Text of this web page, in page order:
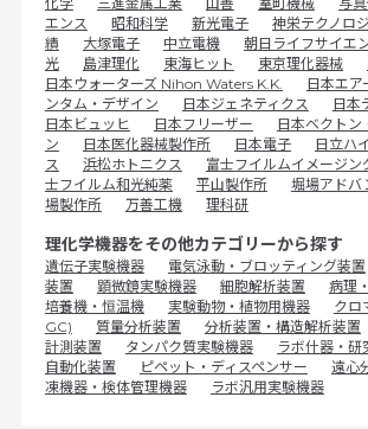
エンス
昭和科学 新光電子 神栄テクノロ
績
大塚電子 中立電機 朝日ライフサイエ
光
島津理化 東海ヒット 東京理化器械
日本ウォーターズ Nihon Waters K.K.
日本エア
ンタム・デザイン
日本ジェネティクス
日本
日本ビュッヒ
日本フリーザー
日本ベクトン
ン
日本医化器械製作所 日本電子
日立ハ
ス
浜松ホトニクス 富士フイルムイメージン
士フイルム和光純薬
平山製作所 堀場アドバ
場製作所
万善工機 理科研
理化学機器をその他カテゴリーから探す
遺伝子実験機器 電気泳動・ブロッティング装置
装置
顕微鏡実験機器 細胞解析装置
病理
培養機・恒温機
実験動物・植物用機器
クロ
GC)
質量分析装置 分析装置・構造解析装置
計測装置
タンパク質実験機器 ラボ什器・研
自動化装置
ピペット・ディスペンサー 遠心
凍機器・検体管理機器
ラボ汎用実験機器